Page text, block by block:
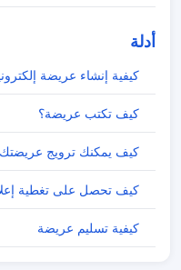
أدلة
كيفية إنشاء عريضة
كيف تكتب عريضة؟
كيف يمكنك ترويج
كيف تحصل على تغطية
كيفية تسليم عريضة